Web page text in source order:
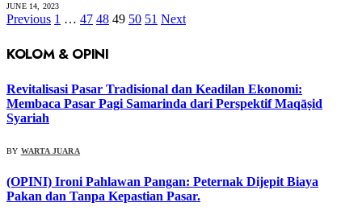
JUNE 14, 2023
Previous 1 … 47 48 49 50 51 Next
KOLOM & OPINI
Revitalisasi Pasar Tradisional dan Keadilan Ekonomi:
Membaca Pasar Pagi Samarinda dari Perspektif Maqāṣid
Syariah
BY WARTA JUARA
(OPINI) Ironi Pahlawan Pangan: Peternak Dijepit Biaya
Pakan dan Tanpa Kepastian Pasar.